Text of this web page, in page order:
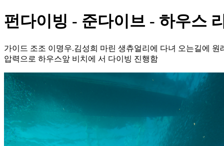
펀다이빙 - 준다이브 - 하우스
가이드 조조 이명우.김성희 마린 생츄얼리에 다녀 오는길에
압력으로 하우스앞 비치에 서 다이빙 진행함